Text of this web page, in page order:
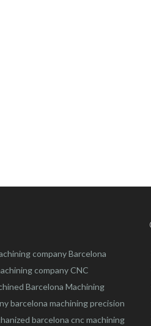
companyBarcelona
companyCNC
Barcelona Machining
barcelona machiningprecision
barcelona cnc machining